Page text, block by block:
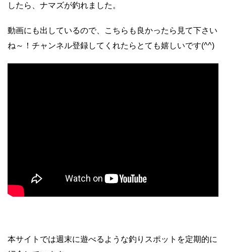
したら、ナマズが釣れました。
動画にも出しているので、こちらも良かったら見て下さい
ね～！チャンネル登録してくれたらとても嬉しいです(^^)
本サイトでは週末に遊べるような釣りスポットを定期的に